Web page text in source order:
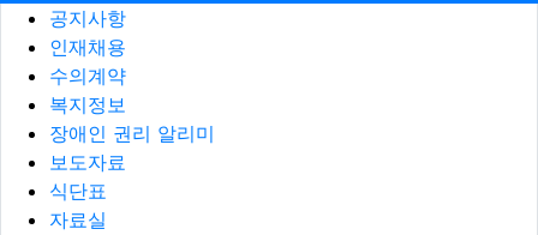
공지사항
인재채용
수의계약
복지정보
장애인 권리 알리미
보도자료
식단표
자료실